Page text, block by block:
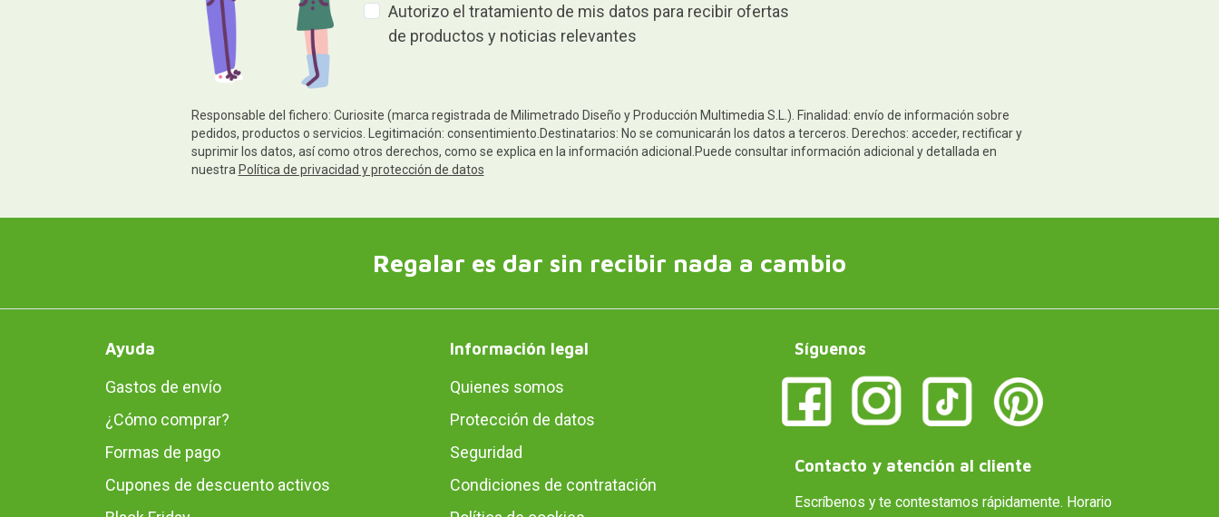
Autorizo el tratamiento de mis datos para recibir ofertas
de productos y noticias relevantes
Responsable del fichero: Curiosite (marca registrada de Milimetrado Diseño y Producción Multimedia S.L.). Finalidad: envío de información sobre
pedidos, productos o servicios. Legitimación: consentimiento.Destinatarios: No se comunicarán los datos a terceros. Derechos: acceder, rectificar y
suprimir los datos, así como otros derechos, como se explica en la información adicional.Puede consultar información adicional y detallada en
nuestra Política de privacidad y protección de datos
Regalar es dar sin recibir nada a cambio
Ayuda
Gastos de envío
¿Cómo comprar?
Formas de pago
Cupones de descuento activos
Información legal
Quienes somos
Protección de datos
Seguridad
Condiciones de contratación
Síguenos
Contacto y atención al cliente
Escríbenos y te contestamos rápidamente. Horario